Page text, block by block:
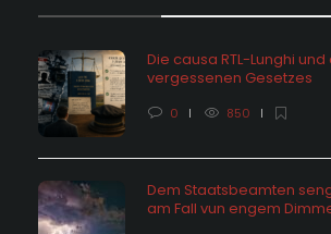
Die causa RTL-Lunghi
vergessenen Gesetzes
0 850
Dem Staatsbeamten
am Fall vun engem